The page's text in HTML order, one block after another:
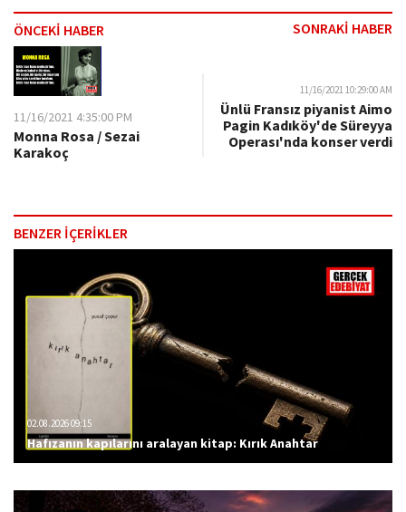
ÖNCEKİ HABER SONRAKİ HABER
11/16/2021 4:35:00 PM
Monna Rosa / Sezai
Karakoç
11/16/2021 10:29:00 AM
Ünlü Fransız piyanist Aimo
Pagin Kadıköy'de Süreyya
Operası'nda konser verdi
BENZER İÇERİKLER
02.08.2026 09:15
Hafızanın kapılarını aralayan kitap: Kırık Anahtar